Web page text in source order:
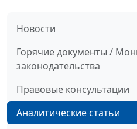
Новости
Горячие документы /
законодательства
Правовые консультации
Аналитические статьи